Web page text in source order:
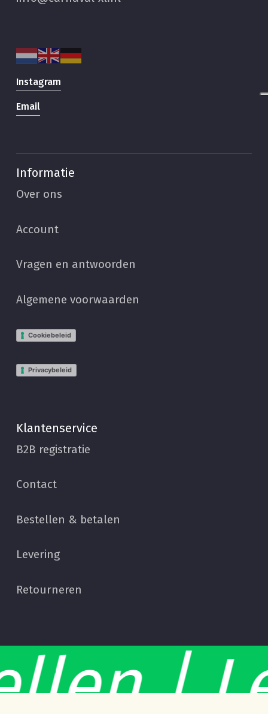
Bekijk Winkelwagen Afrekenen
Instagram
Email
Informatie
Over ons
Account
Vragen en antwoorden
Algemene voorwaarden
Cookiebeleid
Privacybeleid
Klantenservice
B2B registratie
Contact
Bestellen & betalen
Levering
Retourneren
|